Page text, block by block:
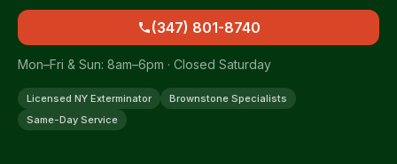
(347) 801-8740
Mon–Fri & Sun: 8am–6pm · Closed Saturday
Licensed NY Exterminator
Brownstone Specialists
Same-Day Service